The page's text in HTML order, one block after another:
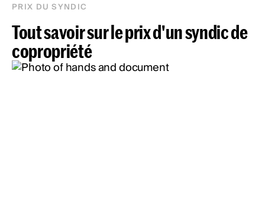
PRIX DU SYNDIC
Tout savoir sur le prix d'un syndic de
copropriété